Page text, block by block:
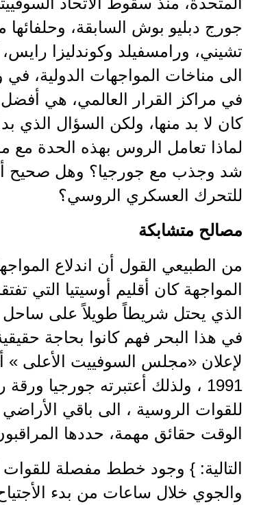
جورج دبليو بوش السابقة، وحلفائها
تشيني، ورامسفيلد وكوندليزا
الى مناخات المواجهات الدولية،
في مراكز القرار العالمي، هي أفضل
كان لا بد منها، ولكن السؤال الذي
شد وجذب مع جورجيا؟ وهل صحيح أن
للتحرك العسكري الروسي؟
مصالح متشابكة
من الطبيعي القول أن اندلاع
المواجهة كان أقليم أوسيتيا التي
الذي يحتل شريطاً طويلاً على ساحل
في هذا البحر فهم كانوا بحاجة
لإعلان «مجلس السوفييت الأعلى »
1991 ، ولذلك أعتبرته جورجيا
للقوات الروسية ، الى باقي
الوقت حقائق مهمة، حددها
التالية: } وجود خطط مفصلة للقوات
والجوي خلال ساعات من بدء